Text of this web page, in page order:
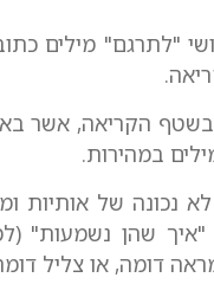
"לתרגם" מילים
הקריאה, אשר בא
במהירות.
נכונה של אותיות
"איך שהן נשמעות"
דומה, או צליל